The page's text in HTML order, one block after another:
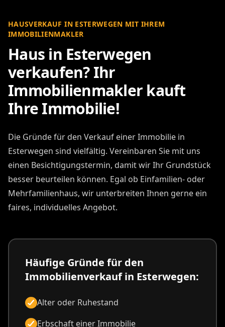
HAUSVERKAUF IN ESTERWEGEN MIT IHREM
IMMOBILIENMAKLER
Haus in Esterwegen
verkaufen? Ihr
Immobilienmakler kauft
Ihre Immobilie!
Die Gründe für den Verkauf einer Immobilie in
Esterwegen sind vielfältig. Vereinbaren Sie mit uns
einen Besichtigungstermin, damit wir Ihr Grundstück
besser beurteilen können. Egal ob Einfamilien- oder
Mehrfamilienhaus, wir unterbreiten Ihnen gerne ein
faires, individuelles Angebot.
Häufige Gründe für den
Immobilienverkauf in Esterwegen:
Alter oder Ruhestand
Erbschaft einer Immobilie